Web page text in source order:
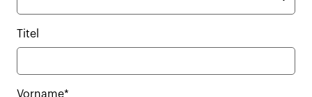
Titel
Vorname*